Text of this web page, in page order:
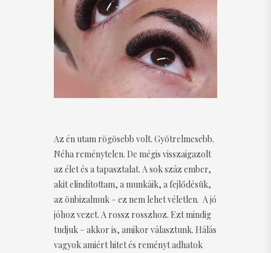
Az én utam rögösebb volt. Gyötrelmesebb.
Néha reménytelen. De mégis visszaigazolt
az élet és a tapasztalat. A sok száz ember,
akit elindítottam, a munkáik, a fejlődésük,
az önbizalmuk – ez nem lehet véletlen. A jó
jóhoz vezet. A rossz rosszhoz. Ezt mindig
tudjuk – akkor is, amikor választunk. Hálás
vagyok amiért hitet és reményt adhatok